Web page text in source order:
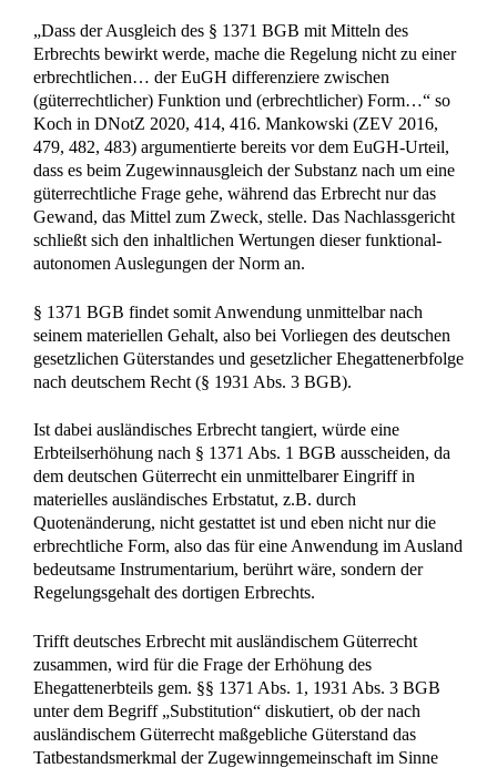
„Dass der Ausgleich des § 1371 BGB mit Mitteln des
Erbrechts bewirkt werde, mache die Regelung nicht zu einer
erbrechtlichen… der EuGH differenziere zwischen
(güterrechtlicher) Funktion und (erbrechtlicher) Form…“ so
Koch in DNotZ 2020, 414, 416. Mankowski (ZEV 2016,
479, 482, 483) argumentierte bereits vor dem EuGH-Urteil,
dass es beim Zugewinnausgleich der Substanz nach um eine
güterrechtliche Frage gehe, während das Erbrecht nur das
Gewand, das Mittel zum Zweck, stelle. Das Nachlassgericht
schließt sich den inhaltlichen Wertungen dieser funktional-
autonomen Auslegungen der Norm an.
§ 1371 BGB findet somit Anwendung unmittelbar nach
seinem materiellen Gehalt, also bei Vorliegen des deutschen
gesetzlichen Güterstandes und gesetzlicher Ehegattenerbfolge
nach deutschem Recht (§ 1931 Abs. 3 BGB).
Ist dabei ausländisches Erbrecht tangiert, würde eine
Erbteilserhöhung nach § 1371 Abs. 1 BGB ausscheiden, da
dem deutschen Güterrecht ein unmittelbarer Eingriff in
materielles ausländisches Erbstatut, z.B. durch
Quotenänderung, nicht gestattet ist und eben nicht nur die
erbrechtliche Form, also das für eine Anwendung im Ausland
bedeutsame Instrumentarium, berührt wäre, sondern der
Regelungsgehalt des dortigen Erbrechts.
Trifft deutsches Erbrecht mit ausländischem Güterrecht
zusammen, wird für die Frage der Erhöhung des
Ehegattenerbteils gem. §§ 1371 Abs. 1, 1931 Abs. 3 BGB
unter dem Begriff „Substitution“ diskutiert, ob der nach
ausländischem Güterrecht maßgebliche Güterstand das
Tatbestandsmerkmal der Zugewinngemeinschaft im Sinne